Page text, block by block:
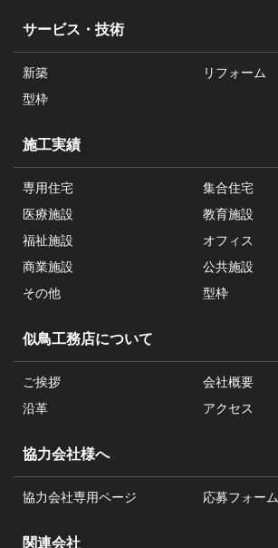
サービス・技術
新築
リフォーム
型枠
施工実績
専用住宅
集合住宅
医療施設
教育施設
福祉施設
オフィス
商業施設
公共施設
その他
型枠
似鳥工務店について
ご挨拶
会社概要
沿革
アクセス
協力会社様へ
協力会社専用ページ 応募フォーム
関連会社